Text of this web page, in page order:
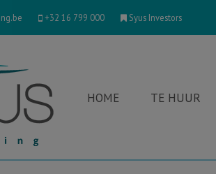
+32 16 799 000 Syus Investors
HOME TE HUUR